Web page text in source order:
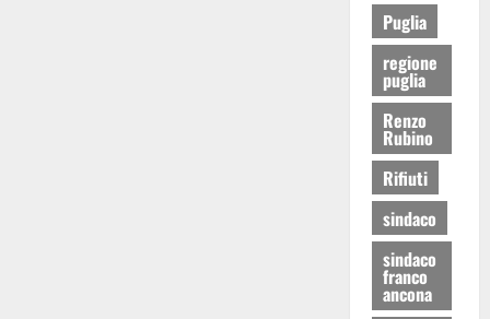
Puglia
regione
puglia
Renzo
Rubino
Rifiuti
sindaco
sindaco
franco
ancona